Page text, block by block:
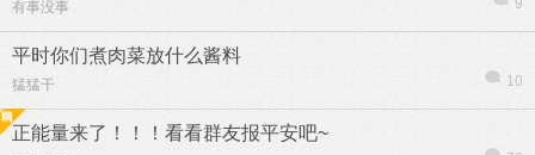
有事没事 9
平时你们煮肉菜放什么酱料
猛猛干 10
正能量来了！！！看看群友报平安吧~